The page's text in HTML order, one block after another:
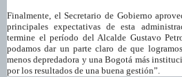
Finalmente, el Secretario de Gobierno
principales expectativas de esta
termine el período del Alcalde Gustavo
podamos dar un parte claro de que
menos depredadora y una Bogotá más
por los resultados de una buena gestión”.